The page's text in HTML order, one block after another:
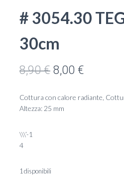
# 3054.30
30cm
8,90€ Il
originale
8,00 €
Cottura con calore radiante,
Altezza: 25 mm
\\\’-1
4
1 disponibili